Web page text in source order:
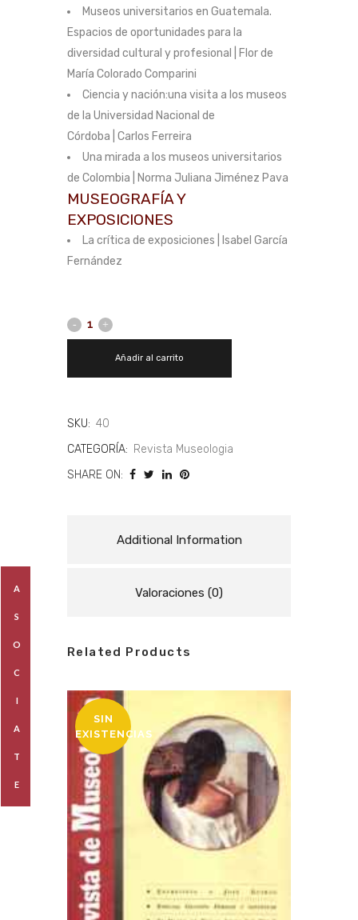
Museos universitarios en Guatemala.
Espacios de oportunidades para la
diversidad cultural y profesional | Flor de
María Colorado Comparini
Ciencia y nación:una visita a los museos
de la Universidad Nacional de
Córdoba | Carlos Ferreira
Una mirada a los museos universitarios
de Colombia | Norma Juliana Jiménez Pava
MUSEOGRAFÍA Y
EXPOSICIONES
La crítica de exposiciones | Isabel García
Fernández
Añadir al carrito
SKU: 40
CATEGORÍA: Revista Museologia
SHARE ON:
Additional Information
Valoraciones (0)
Related Products
SIN
EXISTENCIAS
A
S
O
C
I
A
T
E